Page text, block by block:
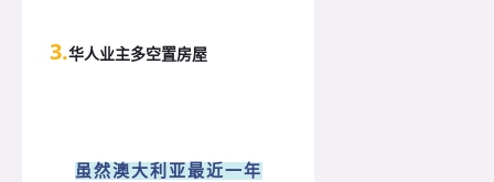
3.华人业主多空置房屋
虽然澳大利亚最近一年